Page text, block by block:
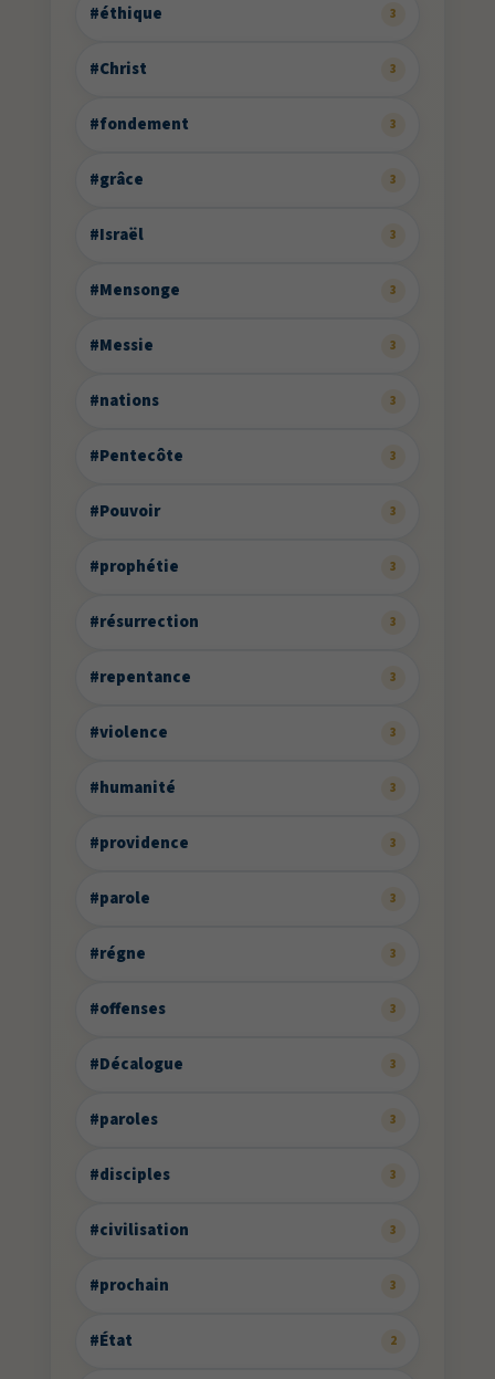
#éthique 3
#Christ 3
#fondement 3
#grâce 3
#Israël 3
#Mensonge 3
#Messie 3
#nations 3
#Pentecôte 3
#Pouvoir 3
#prophétie 3
#résurrection 3
#repentance 3
#violence 3
#humanité 3
#providence 3
#parole 3
#régne 3
#offenses 3
#Décalogue 3
#paroles 3
#disciples 3
#civilisation 3
#prochain 3
#État 2